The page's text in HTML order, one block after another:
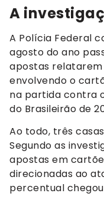
A
A Polícia Federal
agosto do ano
apostas
envolvendo o
na partida contra
do Brasileirão de
Ao todo, três
Segundo as
apostas em
direcionadas ao
percentual chegou